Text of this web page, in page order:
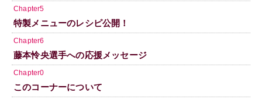
Chapter5
特製メニューのレシピ公開！
Chapter6
藤本怜央選手への応援メッセージ
Chapter0
このコーナーについて